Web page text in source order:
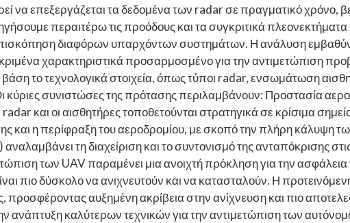
να επεξεργάζεται τα δεδομένα των radar σε πραγματικό χρόνο,
περαιτέρω τις προόδους και τα συγκριτικά
διαφόρων υπαρχόντων συστημάτων. Η ανάλυση
χαρακτηριστικά προσαρμοσμένο για την αντιμετώπιση
βάση το τεχνολογικά στοιχεία, όπως τύποι radar, ενσωμάτωση
κύριες συνιστώσες της πρότασης περιλαμβάνουν: Προστασία
radar και οι αισθητήρες τοποθετούνται στρατηγικά σε κρίσιμα
και η περίφραξη του αεροδρομίου, με σκοπό την πλήρη κάλυψη
αναλαμβάνει τη διαχείριση και το συντονισμό της ανταπόκρισης
των UAV παραμένει μια ανοιχτή πρόκληση για την
πιο δύσκολο να ανιχνευτούν και να κατασταλούν. Η
προσφέροντας αυξημένη ακρίβεια στην ανίχνευση και πιο
ανάπτυξη καλύτερων τεχνικών για την αντιμετώπιση των